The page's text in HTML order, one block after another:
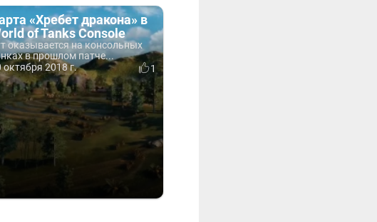
«Хребет дракона» в
of Tanks Console
оказывается на консольных
в прошлом патче...
октября 2018 г.
1